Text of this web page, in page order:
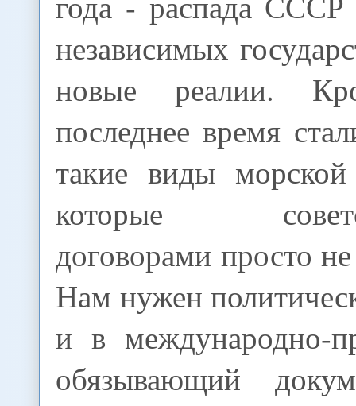
независимых
новые реалии.
последнее время
такие виды морской
которые
договорами просто
Нам нужен
и в международно-
обязывающий